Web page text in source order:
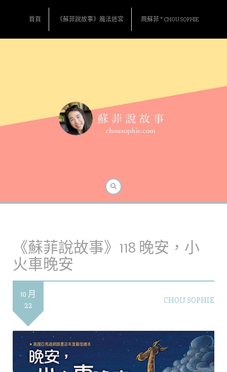
首頁 《蘇菲說故事》魔法迷宮 周蘇菲 * CHOU SOPHIE
《蘇菲說故事》118 晚安，小
火車晚安
10 月
22
CHOU SOPHIE